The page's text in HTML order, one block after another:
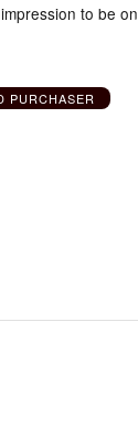
to be on
PURCHASER